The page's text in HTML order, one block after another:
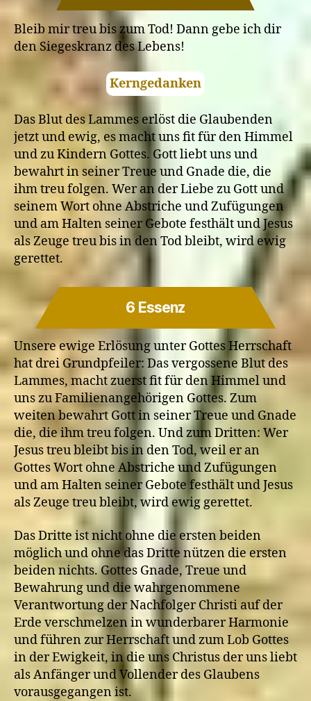
verloren
gehen?
Bleib mir treu bis zum Tod! Dann gebe ich dir
den Siegeskranz des Lebens!
Kerngedanken
Das Blut des Lammes erlöst die Glaubenden
jetzt und ewig, es macht uns fit für den Himmel
und zu Kindern Gottes. Gott liebt uns und
bewahrt in seiner Treue und Gnade die, die
ihm treu folgen. Wer an der Liebe zu Gott und
seinem Wort ohne Abstriche und Zufügungen
und am Halten seiner Gebote festhält und Jesus
als Zeuge treu bis in den Tod bleibt, wird ewig
gerettet.
6 Essenz
Unsere ewige Erlösung unter Gottes Herrschaft
hat drei Grundpfeiler: Das vergossene Blut des
Lammes, macht zuerst fit für den Himmel und
uns zu Familienangehörigen Gottes. Zum
weiten bewahrt Gott in seiner Treue und Gnade
die, die ihm treu folgen. Und zum Dritten: Wer
Jesus treu bleibt bis in den Tod, weil er an
Gottes Wort ohne Abstriche und Zufügungen
und am Halten seiner Gebote festhält und Jesus
als Zeuge treu bleibt, wird ewig gerettet.
Das Dritte ist nicht ohne die ersten beiden
möglich und ohne das Dritte nützen die ersten
beiden nichts. Gottes Gnade, Treue und
Bewahrung und die wahrgenommene
Verantwortung der Nachfolger Christi auf der
Erde verschmelzen in wunderbarer Harmonie
und führen zur Herrschaft und zum Lob Gottes
in der Ewigkeit, in die uns Christus der uns liebt
als Anfänger und Vollender des Glaubens
vorausgegangen ist.